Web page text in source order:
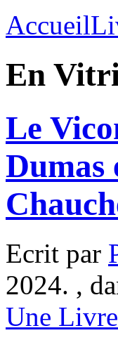
Accueil
En
Le
Dumas
Ecrit par
2024. ,
Une